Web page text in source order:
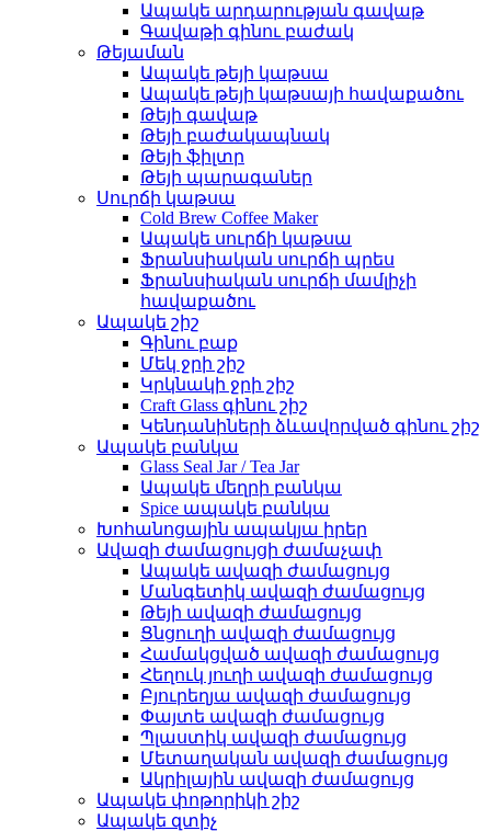
Ապակե արդարության գավաթ
Գավաթի գինու բաժակ
Թեյաման
Ապակե թեյի կաթսա
Ապակե թեյի կաթսայի հավաքածու
Թեյի գավաթ
Թեյի բաժակապնակ
Թեյի ֆիլտր
Թեյի պարագաներ
Սուրճի կաթսա
Cold Brew Coffee Maker
Ապակե սուրճի կաթսա
Ֆրանսիական սուրճի պրես
Ֆրանսիական սուրճի մամլիչի
հավաքածու
Ապակե շիշ
Գինու բաք
Մեկ ջրի շիշ
Կրկնակի ջրի շիշ
Craft Glass գինու շիշ
Կենդանիների ձևավորված գինու շիշ
Ապակե բանկա
Glass Seal Jar / Tea Jar
Ապակե մեղրի բանկա
Spice ապակե բանկա
Խոհանոցային ապակյա իրեր
Ավազի ժամացույցի ժամաչափ
Ապակե ավազի ժամացույց
Մանգետիկ ավազի ժամացույց
Թեյի ավազի ժամացույց
Ցնցուղի ավազի ժամացույց
Համակցված ավազի ժամացույց
Հեղուկ յուղի ավազի ժամացույց
Բյուրեղյա ավազի ժամացույց
Փայտե ավազի ժամացույց
Պլաստիկ ավազի ժամացույց
Մետաղական ավազի ժամացույց
Ակրիլային ավազի ժամացույց
Ապակե փոթորիկի շիշ
Ապակե զտիչ